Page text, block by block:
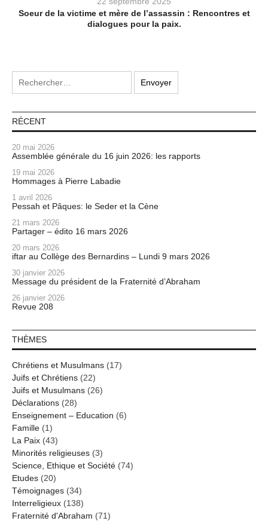
Soeur de la victime et mère de l’assassin : Rencontres et
dialogues pour la paix.
RÉCENT
20 mai 2026
Assemblée générale du 16 juin 2026: les rapports
19 mai 2026
Hommages à Pierre Labadie
1 avril 2026
Pessah et Pâques: le Seder et la Cène
21 mars 2026
Partager – édito 16 mars 2026
20 mars 2026
iftar au Collège des Bernardins – Lundi 9 mars 2026
30 janvier 2026
Message du président de la Fraternité d’Abraham
26 janvier 2026
Revue 208
THÈMES
Chrétiens et Musulmans (17)
Juifs et Chrétiens (22)
Juifs et Musulmans (26)
Déclarations (28)
Enseignement – Education (6)
Famille (1)
La Paix (43)
Minorités religieuses (3)
Science, Ethique et Société (74)
Etudes (20)
Témoignages (34)
Interreligieux (138)
Fraternité d'Abraham (71)